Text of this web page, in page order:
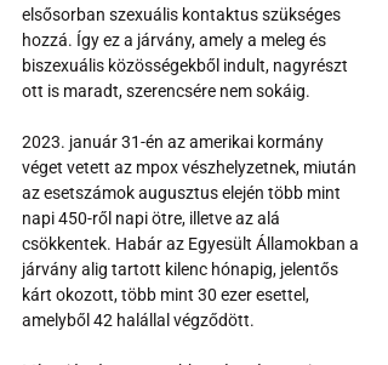
elsősorban szexuális kontaktus szükséges
hozzá. Így ez a járvány, amely a meleg és
biszexuális közösségekből indult, nagyrészt
ott is maradt, szerencsére nem sokáig.
2023. január 31-én az amerikai kormány
véget vetett az mpox vészhelyzetnek, miután
az esetszámok augusztus elején több mint
napi 450-ről napi ötre, illetve az alá
csökkentek. Habár az Egyesült Államokban a
járvány alig tartott kilenc hónapig, jelentős
kárt okozott, több mint 30 ezer esettel,
amelyből 42 halállal végződött.